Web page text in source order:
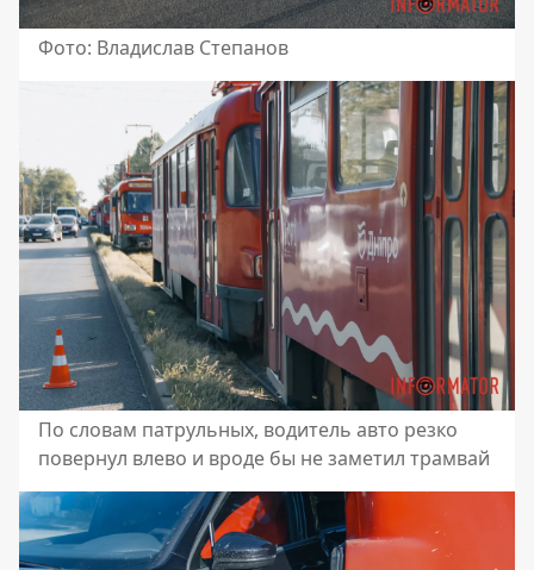
Фото: Владислав Степанов
По словам патрульных, водитель авто резко
повернул влево и вроде бы не заметил трамвай